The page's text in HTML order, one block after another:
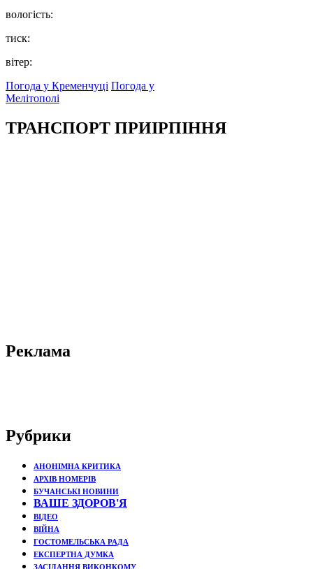
вологість:
тиск:
вітер:
Погода у Кременчуці Погода у
Мелітополі
ТРАНСПОРТ ПРИІРПІННЯ
Реклама
Рубрики
АНОНІМНА КРИТИКА
АРХІВ НОМЕРІВ
БУЧАНСЬКІ НОВИНИ
ВАШЕ ЗДОРОВ'Я
ВІДЕО
ВІЙНА
ГОСТОМЕЛЬСЬКА РАДА
ЕКСПЕРТНА ДУМКА
ЗАСІДАННЯ ВИКОНКОМУ